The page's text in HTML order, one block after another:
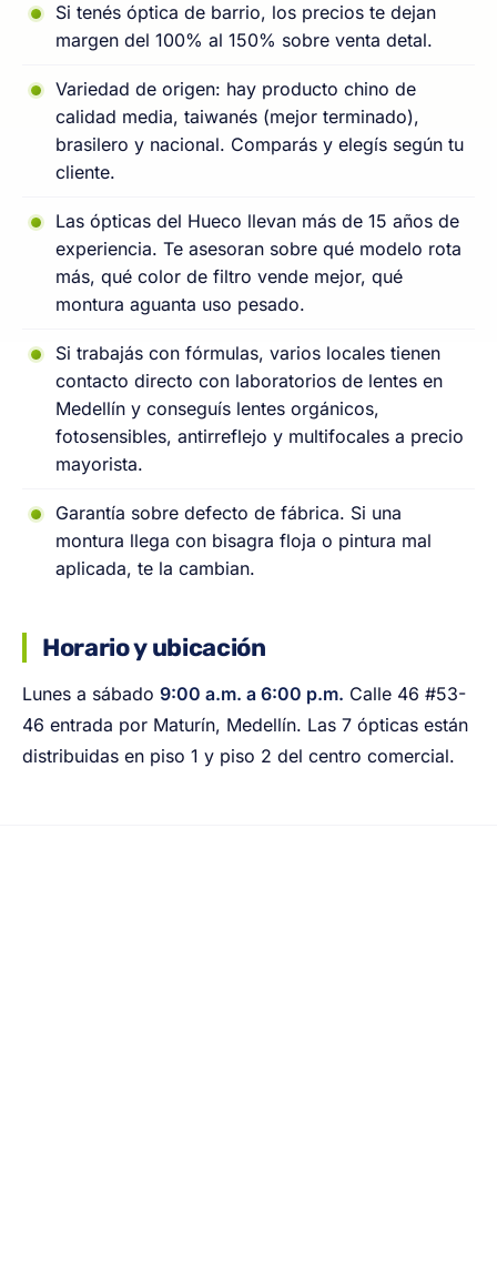
Si tenés óptica de barrio, los precios te dejan
margen del 100% al 150% sobre venta detal.
Variedad de origen: hay producto chino de
calidad media, taiwanés (mejor terminado),
brasilero y nacional. Comparás y elegís según tu
cliente.
Las ópticas del Hueco llevan más de 15 años de
experiencia. Te asesoran sobre qué modelo rota
más, qué color de filtro vende mejor, qué
montura aguanta uso pesado.
Si trabajás con fórmulas, varios locales tienen
contacto directo con laboratorios de lentes en
Medellín y conseguís lentes orgánicos,
fotosensibles, antirreflejo y multifocales a precio
mayorista.
Garantía sobre defecto de fábrica. Si una
montura llega con bisagra floja o pintura mal
aplicada, te la cambian.
Horario y ubicación
Lunes a sábado 9:00 a.m. a 6:00 p.m. Calle 46 #53-
46 entrada por Maturín, Medellín. Las 7 ópticas están
distribuidas en piso 1 y piso 2 del centro comercial.